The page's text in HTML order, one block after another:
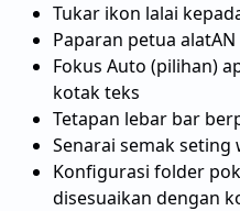
Tukar ikon lalai
Paparan petua alatAN
Fokus Auto (pilihan)
kotak teks
Tetapan lebar bar
Senarai semak
Konfigurasi folder
disesuaikan dengan